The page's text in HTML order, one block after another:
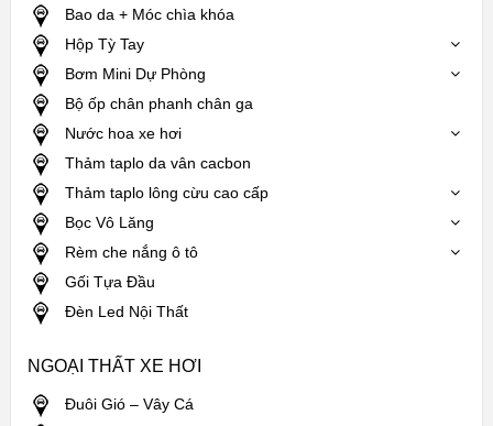
Bao da + Móc chìa khóa
Hộp Tỳ Tay
Bơm Mini Dự Phòng
Bộ ốp chân phanh chân ga
Nước hoa xe hơi
Thảm taplo da vân cacbon
Thảm taplo lông cừu cao cấp
Bọc Vô Lăng
Rèm che nắng ô tô
Gối Tựa Đầu
Đèn Led Nội Thất
NGOẠI THẤT XE HƠI
Đuôi Gió – Vây Cá